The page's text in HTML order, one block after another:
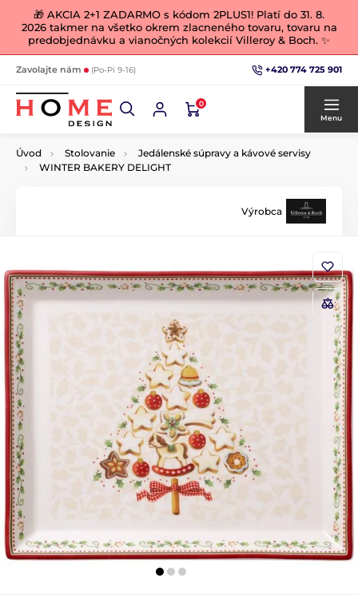
🎁 AKCIA 2+1 ZADARMO s kódom 2PLUS1! Platí do 31. 8.
2026 takmer na všetko okrem zlacneného tovaru, tovaru na
predobjednávku a vianočných kolekcií Villeroy & Boch. ✨
Zavolajte nám (Po-Pi 9-16) +420 774 725 901
0
Menu
Úvod Stolovanie
Jedálenské súpravy a kávové servisy
WINTER BAKERY DELIGHT
Výrobca